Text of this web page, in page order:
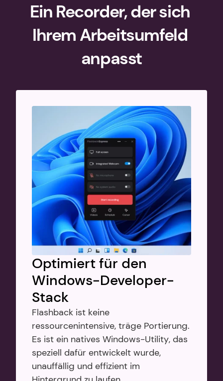
Ein Recorder, der sich
Ihrem Arbeitsumfeld
anpasst
Optimiert für den
Windows-Developer-
Stack
Flashback ist keine
ressourcenintensive, träge Portierung.
Es ist ein natives Windows-Utility, das
speziell dafür entwickelt wurde,
unauffällig und effizient im